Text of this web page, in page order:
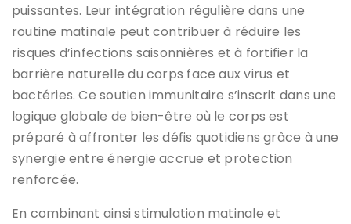
puissantes. Leur intégration régulière dans une
routine matinale peut contribuer à réduire les
risques d’infections saisonnières et à fortifier la
barrière naturelle du corps face aux virus et
bactéries. Ce soutien immunitaire s’inscrit dans une
logique globale de bien-être où le corps est
préparé à affronter les défis quotidiens grâce à une
synergie entre énergie accrue et protection
renforcée.
En combinant ainsi stimulation matinale et